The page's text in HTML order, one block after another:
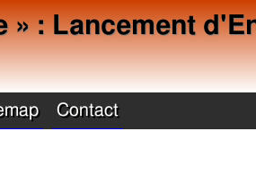
» : Lancement
Contact